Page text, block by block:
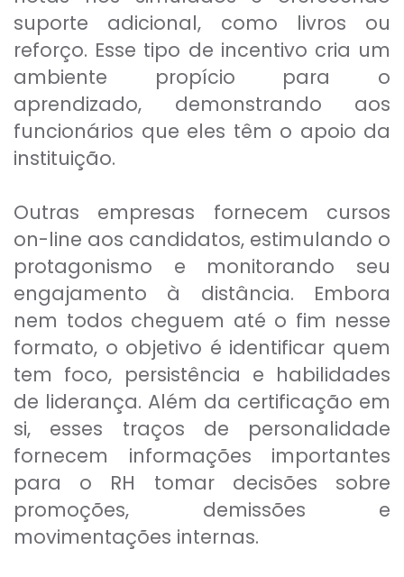
suporte adicional, como livros ou
reforço. Esse tipo de incentivo cria um
ambiente propício para o
aprendizado, demonstrando aos
funcionários que eles têm o apoio da
instituição.
Outras empresas fornecem cursos
on-line aos candidatos, estimulando o
protagonismo e monitorando seu
engajamento à distância. Embora
nem todos cheguem até o fim nesse
formato, o objetivo é identificar quem
tem foco, persistência e habilidades
de liderança. Além da certificação em
si, esses traços de personalidade
fornecem informações importantes
para o RH tomar decisões sobre
promoções, demissões e
movimentações internas.